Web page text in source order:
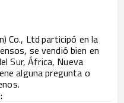
Co., Ltdparticipó en la
se vendió bien en
Sur, África, Nueva
alguna pregunta o